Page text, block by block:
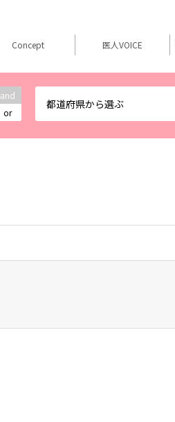
and
or
都道府県から選ぶ
Concept 医人VOICE